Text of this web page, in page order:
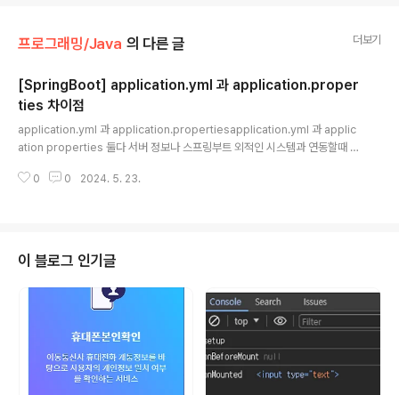
프로그래밍/Java 의 다른 글 더보기
[SpringBoot] application.yml 과 application.proper
ties 차이점
application.yml 과 application.propertiesapplication.yml 과 applic
ation properties 둘다 서버 정보나 스프링부트 외적인 시스템과 연동할때 필
때 application.yml 또는 application.properties를 사용한다.applicatio
ocalhost:8..
0 0 2024. 5. 23.
이 블로그 인기글